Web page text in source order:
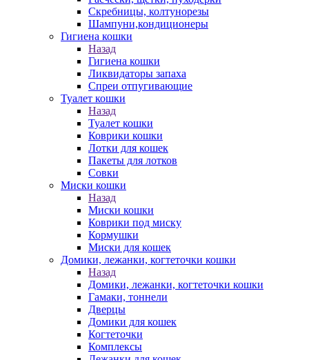
Скребницы, колтунорезы
Шампуни,кондиционеры
Гигиена кошки
Назад
Гигиена кошки
Ликвидаторы запаха
Спреи отпугивающие
Туалет кошки
Назад
Туалет кошки
Коврики кошки
Лотки для кошек
Пакеты для лотков
Совки
Миски кошки
Назад
Миски кошки
Коврики под миску
Кормушки
Миски для кошек
Домики, лежанки, когтеточки кошки
Назад
Домики, лежанки, когтеточки кошки
Гамаки, тоннели
Дверцы
Домики для кошек
Когтеточки
Комплексы